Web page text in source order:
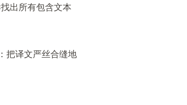
出所有包含文本
把译文严丝合缝地